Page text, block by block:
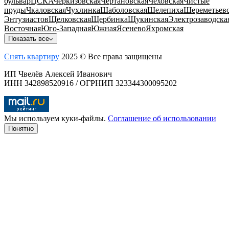
прудыЧкаловскаяЧухлинкаШаболовскаяШелепиха
ЭнтузиастовЩелковскаяЩербинкаЩукинская
ВосточнаяЮго-ЗападнаяЮжнаяЯсеневоЯхромская
Показать все
Снять квартиру 2025 © Все права защищены
ИП Чвелёв Алексей Иванович
ИНН 342898520916 / ОГРНИП 323344300095202
Мы используем куки-файлы. Соглашение об использовании
Понятно